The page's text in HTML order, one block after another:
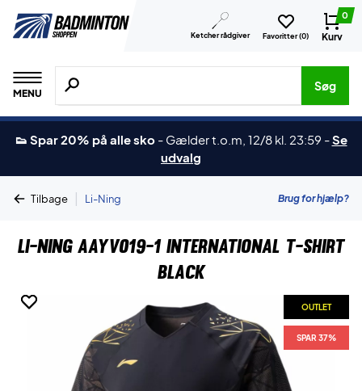
Ketcher rådgiver Favoritter (0)
0
Kurv
MENU
Søg efter produkter, mærker etc.
Søg
👟 Spar 20% på alle sko - Gælder t.o.m, 12/8 kl. 23:59 -Se
udvalg
Tilbage | Li-Ning Brug for hjælp?
Li-Ning AAYV019-1 International T-shirt
Black
OUTLET
SPAR 37%
OUTLET
SPAR 37%